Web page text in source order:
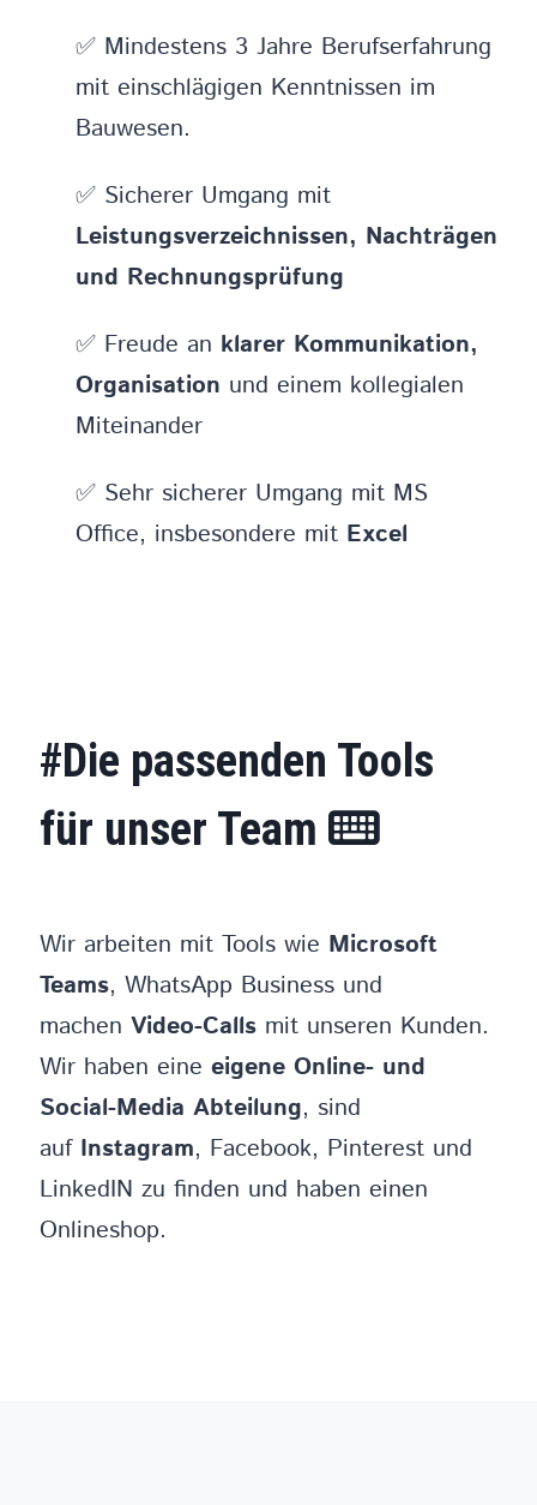
✅ Mindestens 3 Jahre Berufserfahrung
mit einschlägigen Kenntnissen im
Bauwesen.
✅ Sicherer Umgang mit
Leistungsverzeichnissen, Nachträgen
und Rechnungsprüfung
✅ Freude an klarer Kommunikation,
Organisation und einem kollegialen
Miteinander
✅ Sehr sicherer Umgang mit MS
Office, insbesondere mit Excel
#Die passenden Tools
für unser Team
Wir arbeiten mit Tools wie Microsoft
Teams, WhatsApp Business und
machen Video-Calls mit unseren Kunden.
Wir haben eine eigene Online- und
Social-Media Abteilung, sind
auf Instagram, Facebook, Pinterest und
LinkedIN zu finden und haben einen
Onlineshop.